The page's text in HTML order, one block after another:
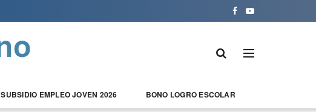
SUBSIDIO EMPLEO JOVEN 2026 BONO LOGRO ESCOLAR